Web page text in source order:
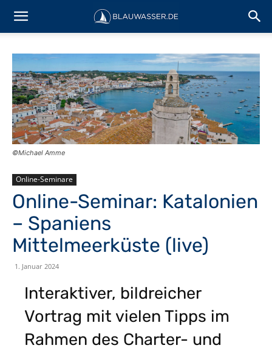
©Michael Amme
Online-Seminare
Online-Seminar: Katalonien
– Spaniens
Mittelmeerküste (live)
1. Januar 2024
Interaktiver, bildreicher
Vortrag mit vielen Tipps im
Rahmen des Charter- und